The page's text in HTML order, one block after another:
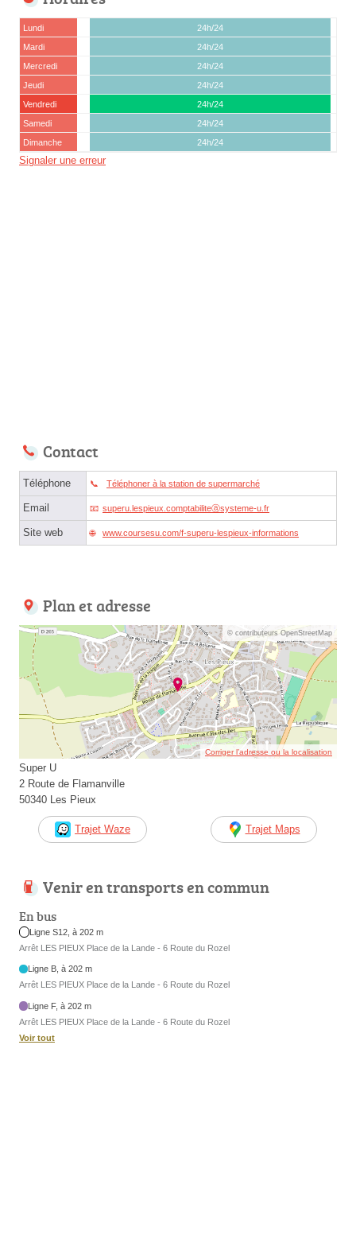
Lundi
24h/24
Mardi
24h/24
Mercredi
24h/24
Jeudi
24h/24
Vendredi
24h/24
Samedi
24h/24
Dimanche
24h/24
Signaler une erreur
Contact
Téléphone Téléphoner à la station de supermarché
Email superu.lespieux.comptabiliteⓐsysteme-u.fr
Site web www.coursesu.com/f-superu-lespieux-informations
Plan et adresse
© contributeurs OpenStreetMap
Corriger l’adresse ou la localisation
Super U
2 Route de Flamanville
50340 Les Pieux
Trajet Waze Trajet Maps
Venir en transports en commun
En bus
Ligne S12, à 202 m
Arrêt LES PIEUX Place de la Lande - 6 Route du Rozel
Ligne B, à 202 m
Arrêt LES PIEUX Place de la Lande - 6 Route du Rozel
Ligne F, à 202 m
Arrêt LES PIEUX Place de la Lande - 6 Route du Rozel
Voir tout